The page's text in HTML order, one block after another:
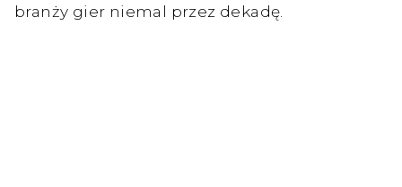
branży gier niemal przez dekadę.